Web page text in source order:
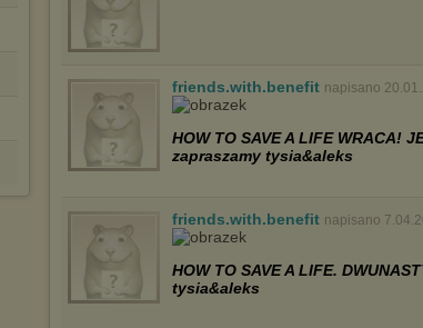
http://chomikuj.pl/PolitykaPrywatnosci.aspx
friends.with.benefit napisano
HOW TO SAVE A LIFE WRACA!
zapraszamy tysia&aleks
friends.with.benefit napisano
HOW TO SAVE A LIFE.
tysia&aleks